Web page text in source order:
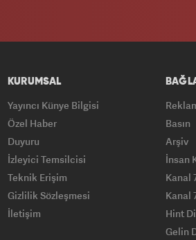
KURUMSAL
Yayıncı Künye Bilgisi
Özel Haber
Duyuru
İzleyici Temsilcisi
Teknik Erişim
Gizlilik Sözleşmesi
İletişim
Basın
Arşiv
İnsan
Kanal
Kanal
Hint
Gelin